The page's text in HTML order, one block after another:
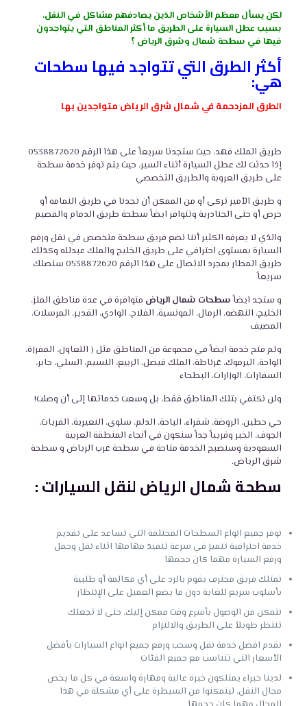
لكن يسأل معظم الأشخاص الذين يصادفهم مشاكل في النقل،
بسبب عطل السيارة على الطريق ما أكثر المناطق التي يتواجدون
فيها في سطحة شمال وشرق الرياض ؟
أكثر الطرق التي تتواجد فيها سطحات
هي:
الطرق المزدحمة في شمال شرق الرياض متواجدين بها
طريق الملك فهد، حيث ستجدنا سريعاً على هذا الرقم 0538872620
إذا حدثت لك عطل السيارة أثناء السير، حيث يتم توفر خدمة سطحة
على طريق العروبة والطريق التخصصي
و طريق الأمير تركى أو من الممكن أن تجدنا في طريق النمامه أو
حرص أو حتى الجنادرية وتتوافر ايضاً سطحة طريق الدمام والقصيم
والذي لا يعرفه الكثير أننا نضع فريق سطحة متخصص في نقل ورفع
السيارة بمستوى احترافي على طريق الخليج والملك عبدلله وكذلك
طريق المطار بمجرد الاتصال على هذا الرقم 0538872620 سنصلك
سريعاً
و ستجد ايضاًسطحات شمال الرياض متوافرة في عدة مناطق الملز،
الخليج، النهضه، الرمال، المونسية، الفلاح، الوادي، القدير، المرسلات،
المصيف
وتم فتح خدمة ايضاً في مجموعة من المناطق مثل ( التعاون، المفرزة،
الواحة، اليرموك، غرناطة، الملك فيصل، الربيع، النسيم، السلي، جابر،
السفارات، الوزارات، البطحاء
ولن نكتفي بتلك المناطق فقط، بل وسعت خدماتها إلى أن وصلت!
حي حطين، الروضة، شقراء، الباحة، الدلم، سلوى، النعيرية، القريات،
الجوف، الخبر وقريباً جداً سنكون في أنحاء المنطقة العربية
السعودية وستصبح الخدمة متاحة في سطحة غرب الرياض و سطحة
شرق الرياض.
سطحة شمال الرياض لنقل السيارات :
نوفر جميع انواع السطحات المختلفة التي تساعد على تقديم
خدمة احترافية تتميز في سرعة تنفيذ مهامها اثناء نقل وحمل
ورفع السيارة مهما كان حجمها
نمتلك فريق محترف يقوم بالرد على أي مكالمة أو طلبية
بأسلوب سريع للغاية دون ما يضع العميل على الإنتظار
نتمكن من الوصول بأسرع وقت ممكن إليك، حتى لا تجعلك
تنتظر طويلاً على الطريق والالتزام
نقدم افضل خدمة نقل وسحب ورفع جميع انواع السيارات بأفضل
الأسعار التي تتناسب مع جميع الفئات
لدينا خبراء يمتلكون خبرة عالية ومهارة واسعة في كل ما يخص
مجال النقل، ليتمكنوا من السيطرة على أي مشكلة في هذا